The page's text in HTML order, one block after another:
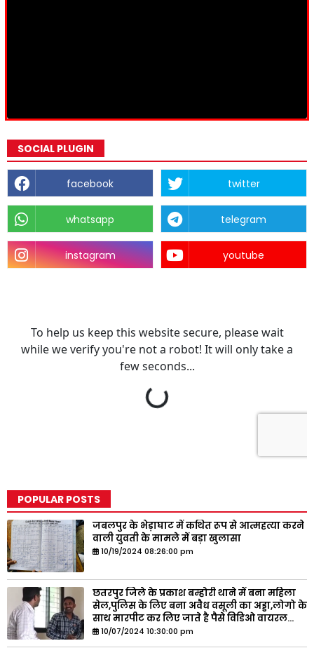
SOCIAL PLUGIN
facebook twitter
whatsapp telegram
instagram youtube
POPULAR POSTS
जबलपुर के भेड़ाघाट में कथित रूप से आत्महत्या करने
वाली युवती के मामले में बड़ा खुलासा
10/19/2024 08:26:00 pm
छतरपुर जिले के प्रकाश बम्होरी थाने में बना महिला
सेल,पुलिस के लिए बना अवैध वसूली का अड्डा,लोगो के
साथ मारपीट कर लिए जाते है पैसे विडिओ वायरल...
10/07/2024 10:30:00 pm